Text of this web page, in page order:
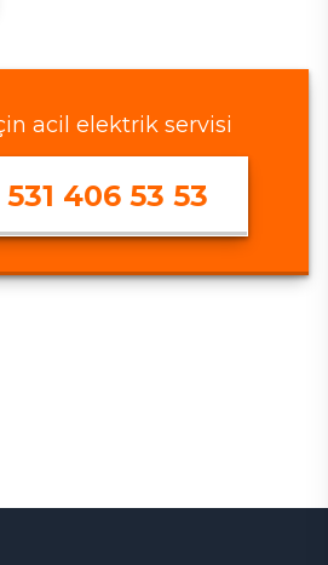
acil elektrik servisi
406 53 53